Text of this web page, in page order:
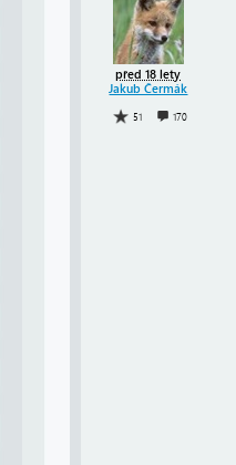
před 18 lety
Jakub Čermák
51 170